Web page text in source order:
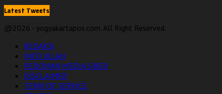
Latest Tweets
@2026 - yogyakartapos.com. All Right Reserved.
REDAKSI
INFO IKLAN
PEDOMAN MEDIA SIBER
DISCLAIMER
TERM OF SERVICE